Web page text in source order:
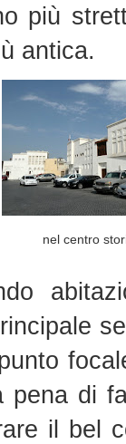
più
antica.
nel centro
di
il bel